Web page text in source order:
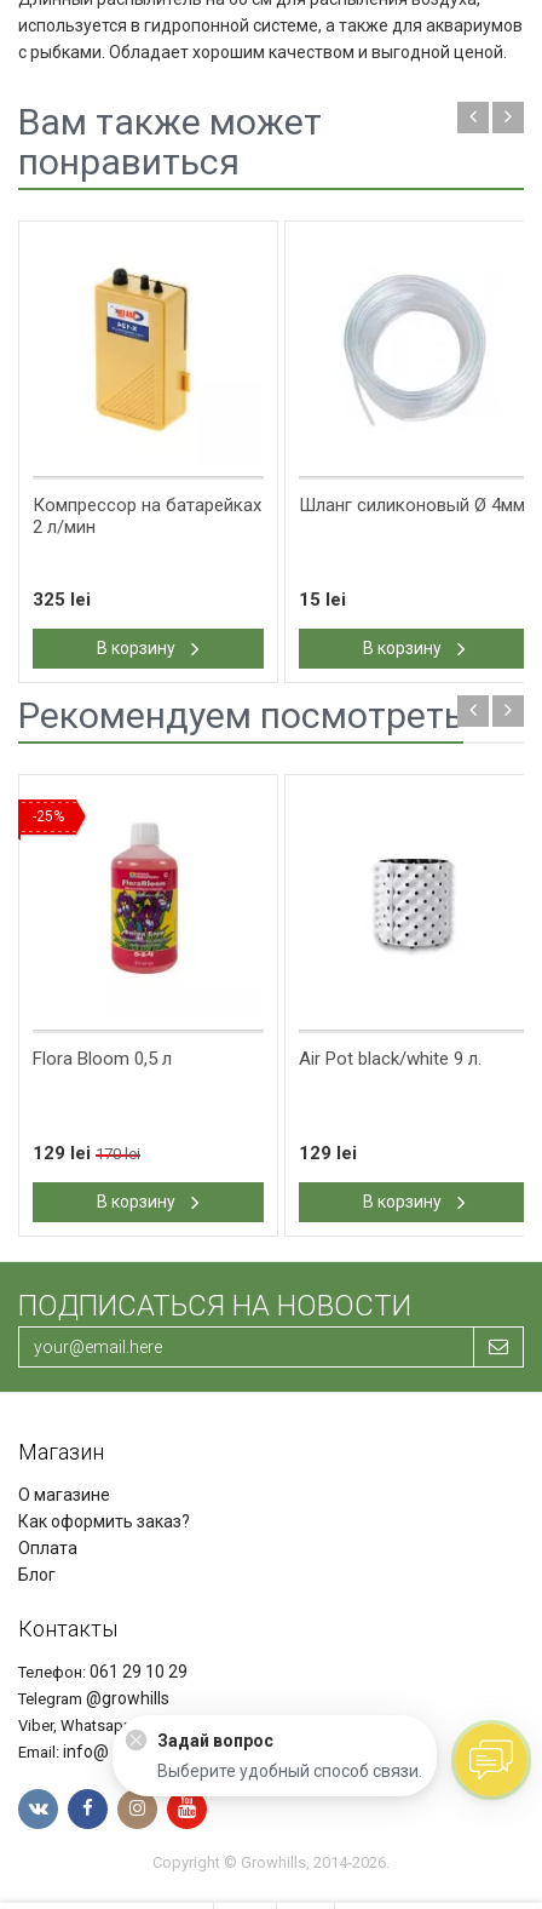
используется в гидропонной системе, а также для аквариумов
с рыбками. Обладает хорошим качеством и выгодной ценой.
Вам также может
понравиться
​Компрессор на батарейках
2 л/мин
325 lei
В корзину
​Шланг силиконовый Ø 4мм
15 lei
В корзину
Рекомендуем посмотреть
-25%
Flora Bloom 0,5 л
129 lei 170 lei
В корзину
Air Pot black/white 9 л.
129 lei
В корзину
ПОДПИСАТЬСЯ НА НОВОСТИ
Магазин
О магазине
Как оформить заказ?
Оплата
Блог
Контакты
Телефон: 061 29 10 29
Telegram @growhills
Viber, Whatsapp
Email: info@ growhills.com
Copyright © Growhills, 2014-2026.
Задай вопрос
Выберите удобный способ связи.